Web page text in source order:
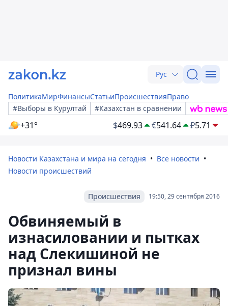
Рус
ПолитикаМирФинансыСтатьиПроисшествияПраво
#Выборы в Курултай
#Казахстан в сравнении
+31° $469.93 €541.64 ₽5.71
Новости Казахстана и мира на сегодня
Все новости
Новости происшествий
19:50, 29 сентября 2016
Происшествия
Обвиняемый в
изнасиловании и пытках
над Слекишиной не
признал вины